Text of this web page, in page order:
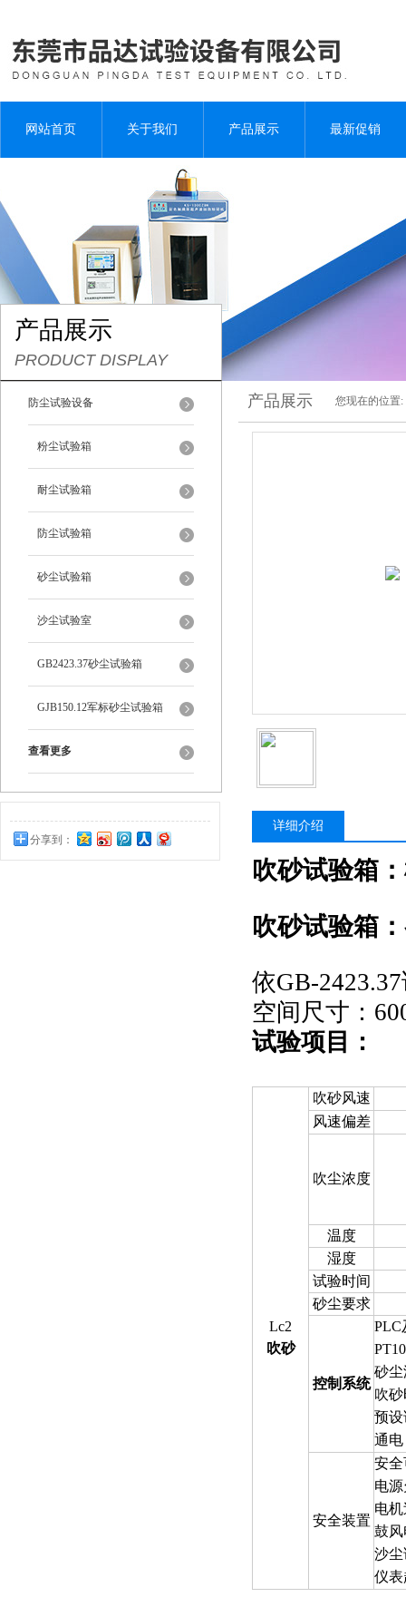
网站首页 关于我们 产品展示 最新促销
产品展示
PRODUCT DISPLAY
防尘试验设备
粉尘试验箱
耐尘试验箱
防尘试验箱
砂尘试验箱
沙尘试验室
GB2423.37砂尘试验箱
GJB150.12军标砂尘试验箱
查看更多
分享到：
产品展示 您现在的位置:
详细介绍
吹砂试验箱
吹砂试验箱
依GB-
空间尺寸：
试验项目：
Lc2
吹砂
吹砂风速
风速偏差
吹尘浓度
温度
湿度
试验时间
砂尘要求
控制系统
PLC
砂
吹
预设
通
安全装置
安
电
电
鼓
沙
仪